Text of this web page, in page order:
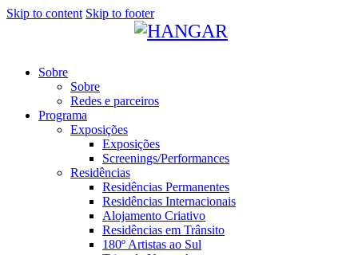
Skip to content Skip to footer
Sobre
Sobre
Redes e parceiros
Programa
Exposições
Exposições
Screenings/Performances
Residências
Residências Permanentes
Residências Internacionais
Alojamento Criativo
Residências em Trânsito
180º Artistas ao Sul